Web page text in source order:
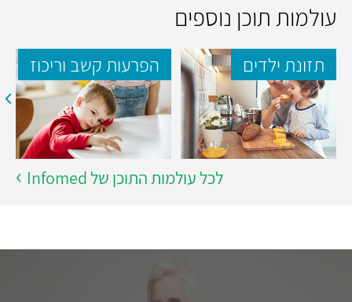
עולמות תוכן נוספים
תזונת ילדים הפרעות קשב וריכוז
לכל עולמות התוכן של Infomed